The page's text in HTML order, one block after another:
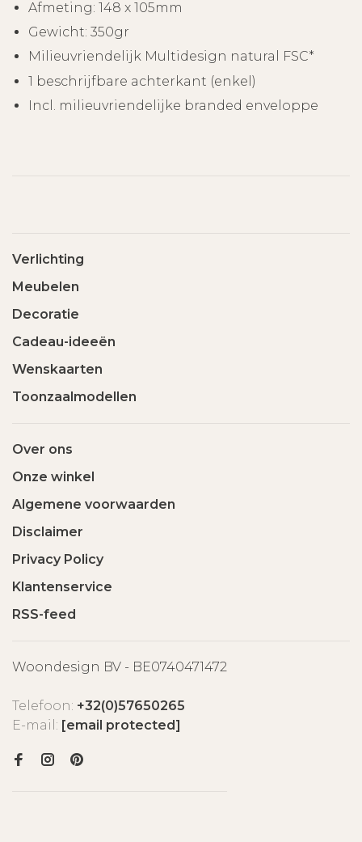
Afmeting: 148 x 105mm
Gewicht: 350gr
Milieuvriendelijk Multidesign natural FSC*
1 beschrijfbare achterkant (enkel)
Incl. milieuvriendelijke branded enveloppe
Verlichting
Meubelen
Decoratie
Cadeau-ideeën
Wenskaarten
Toonzaalmodellen
Over ons
Onze winkel
Algemene voorwaarden
Disclaimer
Privacy Policy
Klantenservice
RSS-feed
Woondesign BV - BE0740471472
Telefoon: +32(0)57650265
E-mail: [email protected]